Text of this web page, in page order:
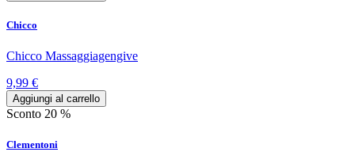
Chicco
Chicco Massaggiagengive
9,99 €
Aggiungi al carrello
Sconto 20 %
Clementoni